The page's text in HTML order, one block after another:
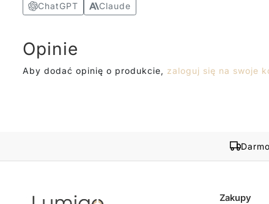
ChatGPT Claude
Opinie
Aby dodać opinię o produkcie, zaloguj się na swoje
Zakupy